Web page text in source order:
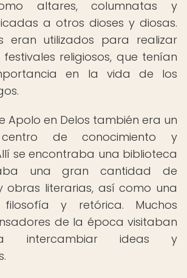
altares, columnatas y
a otros dioses y diosas.
eran utilizados para realizar
religiosos, que tenían
en la vida de los
Apolo en Delos también era un
de conocimiento y
se encontraba una biblioteca
una gran cantidad de
obras literarias, así como una
y retórica. Muchos
de la época visitaban
intercambiar ideas y